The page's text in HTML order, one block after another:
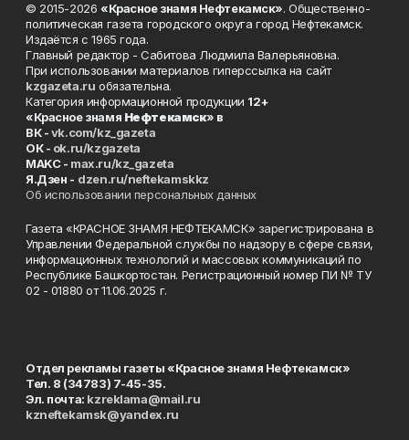
© 2015-2026 «Красное знамя Нефтекамск». Общественно-
политическая газета городского округа город Нефтекамск.
Издаётся с 1965 года.
Главный редактор - Сабитова Людмила Валерьяновна.
При использовании материалов гиперссылка на сайт
kzgazeta.ru обязательна.
Категория информационной продукции 12+
«Красное знамя Нефтекамск» в
ВК -vk.com/kz_gazeta
ОК - ok.ru/kzgazeta
MAKC - max.ru/kz_gazeta
Я.Дзен - dzen.ru/neftekamskkz
Об использовании персональных данных
Газета «КРАСНОЕ ЗНАМЯ НЕФТЕКАМСК» зарегистрирована в
Управлении Федеральной службы по надзору в сфере связи,
информационных технологий и массовых коммуникаций по
Республике Башкортостан. Регистрационный номер ПИ № ТУ
02 - 01880 от 11.06.2025 г.
Отдел рекламы газеты «Красное знамя Нефтекамск»
Тел. 8 (34783) 7-45-35.
Эл. почта: kzreklama@mail.ru
kzneftekamsk@yandex.ru